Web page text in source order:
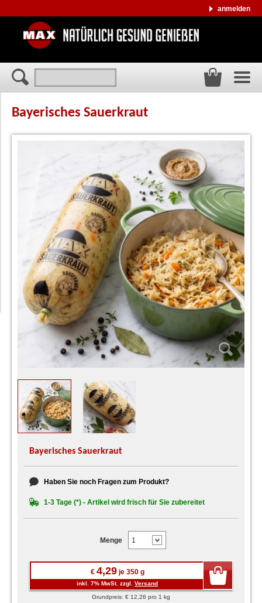
anmelden
Bayerisches Sauerkraut
Bayerisches Sauerkraut
Haben Sie noch Fragen zum Produkt?
1-3 Tage (*) - Artikel wird frisch für Sie zubereitet
Menge
€ 4,29je 350 g
inkl. 7% MwSt. zzgl. Versand
Grundpreis: € 12,26 pro 1 kg